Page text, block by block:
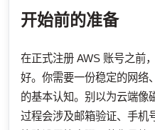
开始前的准备
在正式注册 AWS 账号之前
好。你需要一份稳定的网络
的基本认知。别以为云端像
过程会涉及邮箱验证、手机